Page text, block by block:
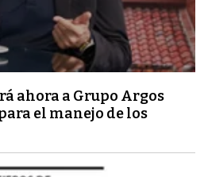
ahora a Grupo Argos
el manejo de los